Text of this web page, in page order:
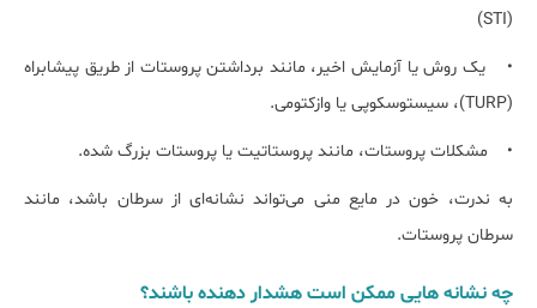
(STI)
• یک روش یا آزمایش اخیر، مانند برداشتن پروستات از طریق پیشابراه
(TURP)، سیستوسکوپی یا وازکتومی.
• مشکلات پروستات، مانند پروستاتیت یا پروستات بزرگ شده.
به ندرت، خون در مایع منی می‌تواند نشانه‌ای از سرطان باشد، مانند
سرطان پروستات.
چه نشانه هایی ممکن است هشدار دهنده باشند؟